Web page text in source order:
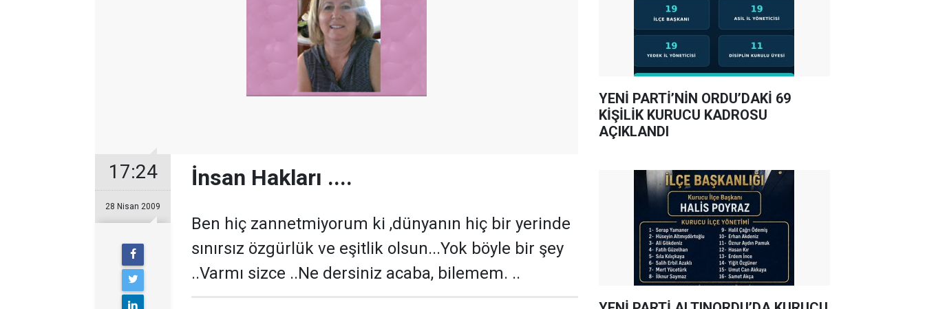
17:24
28 Nisan 2009
İnsan Hakları ....
Ben hiç zannetmiyorum ki ,dünyanın hiç bir yerinde
sınırsız özgürlük ve eşitlik olsun...Yok böyle bir şey
..Varmı sizce ..Ne dersiniz acaba, bilemem. ..
YENİ PARTİ’NİN ORDU’DAKİ 69
KİŞİLİK KURUCU KADROSU
AÇIKLANDI